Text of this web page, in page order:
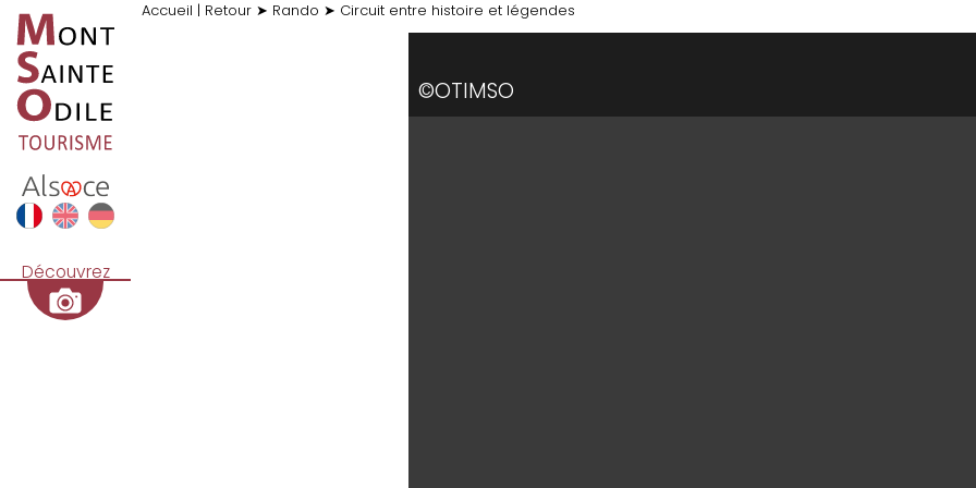
Accueil | Retour ➤ Rando ➤ Circuit entre histoire et légendes
Découvrez
©OTIMSO